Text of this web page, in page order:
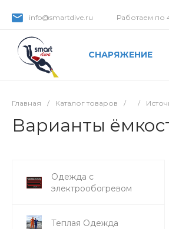
info@smartdive.ru Работаем по
СНАРЯЖЕНИЕ
Главная / Каталог товаров / /
Варианты
Одежда с
электрообогревом
Теплая Одежда